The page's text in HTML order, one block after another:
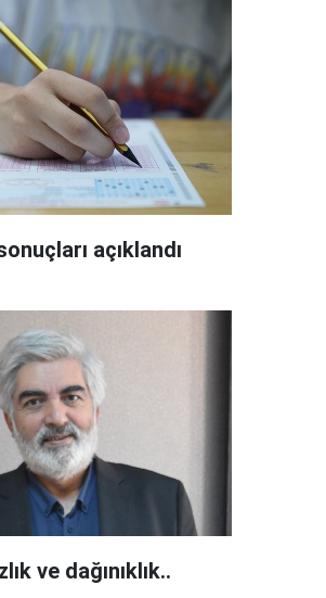
açıklandı
ve dağınıklık..